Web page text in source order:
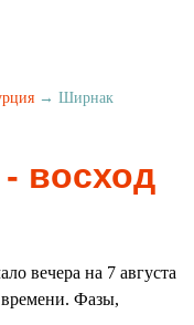
→ Ширнак
восход
вечера на 7 августа
времени. Фазы,